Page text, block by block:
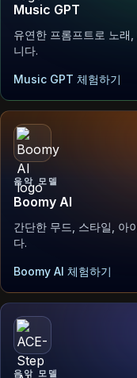
Music GPT
유연한 프롬프트로 노래
니다.
Music GPT 체험하기
음악 모델
Boomy AI
간단한 무드, 스타일, 아
다.
Boomy AI 체험하기
음악 모델